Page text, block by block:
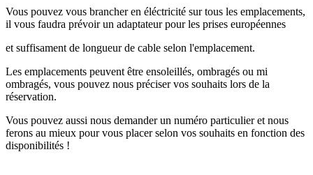
Vous pouvez vous brancher en éléctricité sur tous les emplacements,
il vous faudra prévoir un adaptateur pour les prises européennes
et suffisament de longueur de cable selon l'emplacement.
Les emplacements peuvent être ensoleillés, ombragés ou mi
ombragés, vous pouvez nous préciser vos souhaits lors de la
réservation.
Vous pouvez aussi nous demander un numéro particulier et nous
ferons au mieux pour vous placer selon vos souhaits en fonction des
disponibilités !